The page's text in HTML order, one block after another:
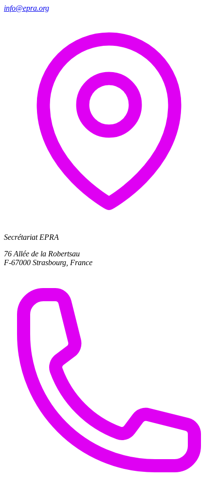
info@epra.org
Secrétariat EPRA
76 Allée de la Robertsau
F-67000 Strasbourg, France